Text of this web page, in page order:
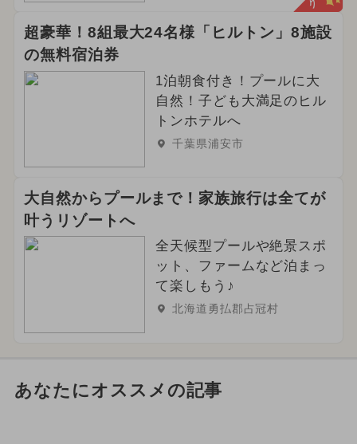
超豪華！8組最大24名様「ヒルトン」8施設
の無料宿泊券
1泊朝食付き！プールに大
自然！子ども大満足のヒル
トンホテルへ
千葉県浦安市
大自然からプールまで！家族旅行は全てが
叶うリゾートへ
全天候型プールや絶景スポ
ット、ファームなど泊まっ
て楽しもう♪
北海道勇払郡占冠村
あなたにオススメの記事